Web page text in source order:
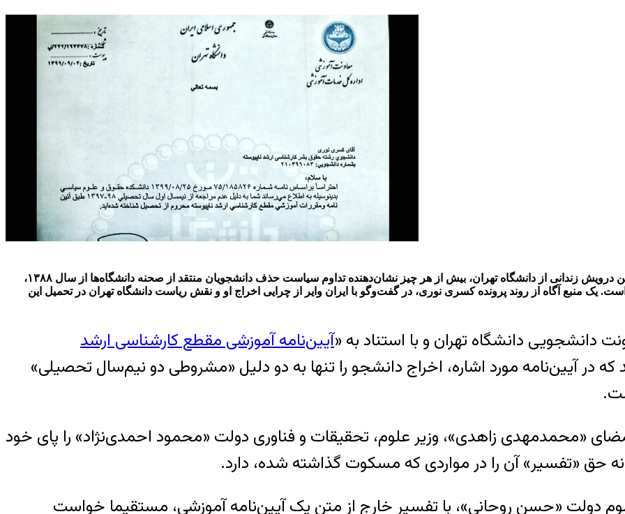
میلاد پورعیسی- محرومیت «کسری نوری» از ادامه تحصیل و اخراج این درویش زندانی از دانشگاه تهران، بیش از هر چیز نشان‌دهنده تداوم سیاست حذف دانشجویان منتقد از صحنه دانشگاه‌ها از سال ١٣٨٨،
منبع آگاه از روند پرونده کسری نوری، در گفت‌وگو با ایران وایر از چرایی اخراج او و نقش ریاست دانشگاه تهران در تحمیل این
دانشجویی دانشگاه تهران و با استناد به «آیین‌نامه آموزشی مقطع کارشناسی ارشد
در آیین‌نامه مورد اشاره، اخراج دانشجو را تنها به دو دلیل «مشروطی دو نیم‌سال تحصیلی»
«محمدمهدی زاهدی»، وزیر علوم، تحقیقات و فناوری دولت «محمود احمدی‌نژاد» را پای خود
حق «تفسیر» آن را در مواردی که مسکوت گذاشته شده، دارد.
دولت «حسن روحانی»، با تفسیر خارج از متن یک آیین‌نامه آموزشی، مستقیما خواست